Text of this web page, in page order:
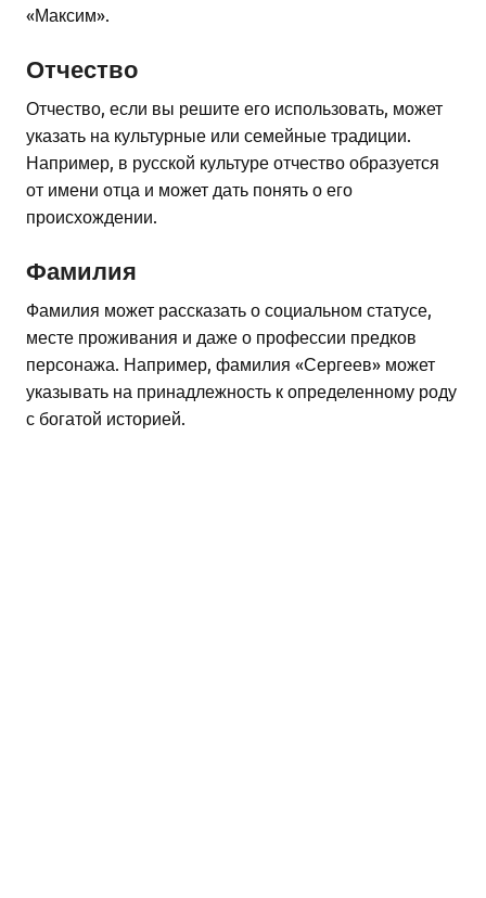
«Максим».
Отчество
Отчество, если вы решите его использовать, может
указать на культурные или семейные традиции.
Например, в русской культуре отчество образуется
от имени отца и может дать понять о его
происхождении.
Фамилия
Фамилия может рассказать о социальном статусе,
месте проживания и даже о профессии предков
персонажа. Например, фамилия «Сергеев» может
указывать на принадлежность к определенному роду
с богатой историей.